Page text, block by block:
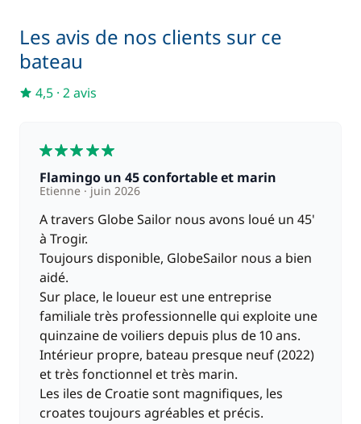
Moteur Hors Bord
En option
Filet de sécurité 80,00 €
Gennaker 200,00 €
Kayak 120,00 €
/ semaine
Paddle 100,00 €
Les avis de nos clients sur ce
bateau
4,5 · 2 avis
Flamingo un 45 confortable et marin
Etienne juin 2026
A travers Globe Sailor nous avons loué un 45'
à Trogir.
Toujours disponible, GlobeSailor nous a bien
aidé.
Sur place, le loueur est une entreprise
familiale très professionnelle qui exploite une
quinzaine de voiliers depuis plus de 10 ans.
Intérieur propre, bateau presque neuf (2022)
et très fonctionnel et très marin.
Les iles de Croatie sont magnifiques, les
croates toujours agréables et précis.